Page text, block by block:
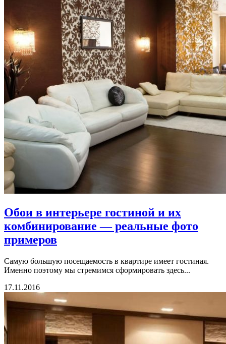
Обои в интерьере гостиной и их
комбинирование — реальные фото
примеров
Самую большую посещаемость в квартире имеет гостиная.
Именно поэтому мы стремимся сформировать здесь...
17.11.2016